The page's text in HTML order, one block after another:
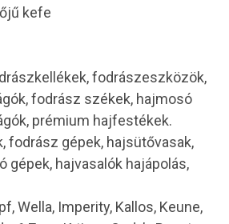
kefe
fodrászeszközök,
fodrász székek, hajmosó
prémium hajfestékek.
fodrász gépek, hajsütővasak,
gépek, hajvasalók hajápolás,
Wella, Imperity, Kallos, Keune,